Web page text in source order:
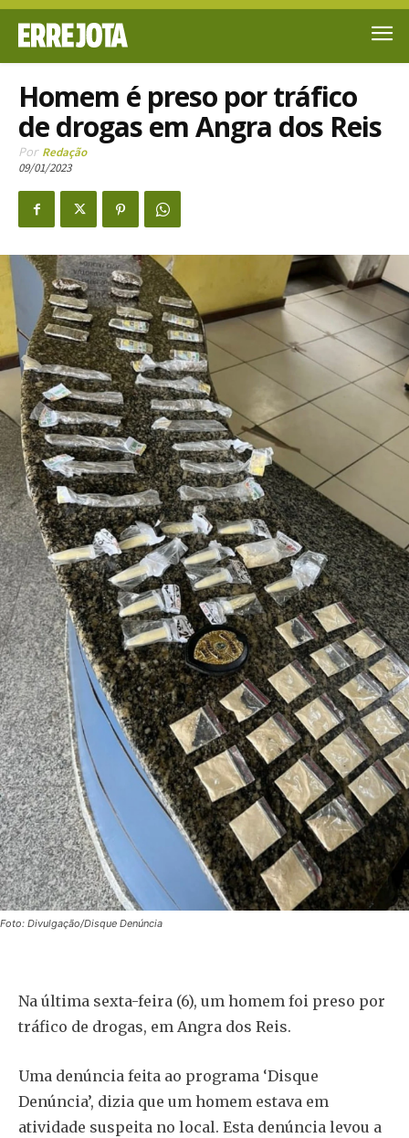
Homem é preso por tráfico
de drogas em Angra dos Reis
Por Redação
09/01/2023
Foto: Divulgação/Disque Denúncia
Na última sexta-feira (6), um homem foi preso por
tráfico de drogas, em Angra dos Reis.
Uma denúncia feita ao programa ‘Disque
Denúncia’, dizia que um homem estava em
atividade suspeita no local. Esta denúncia levou a